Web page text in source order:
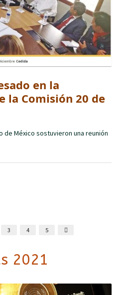
en la
la Comisión 20 de
de México sostuvieron una reunión
3 4 5
2021